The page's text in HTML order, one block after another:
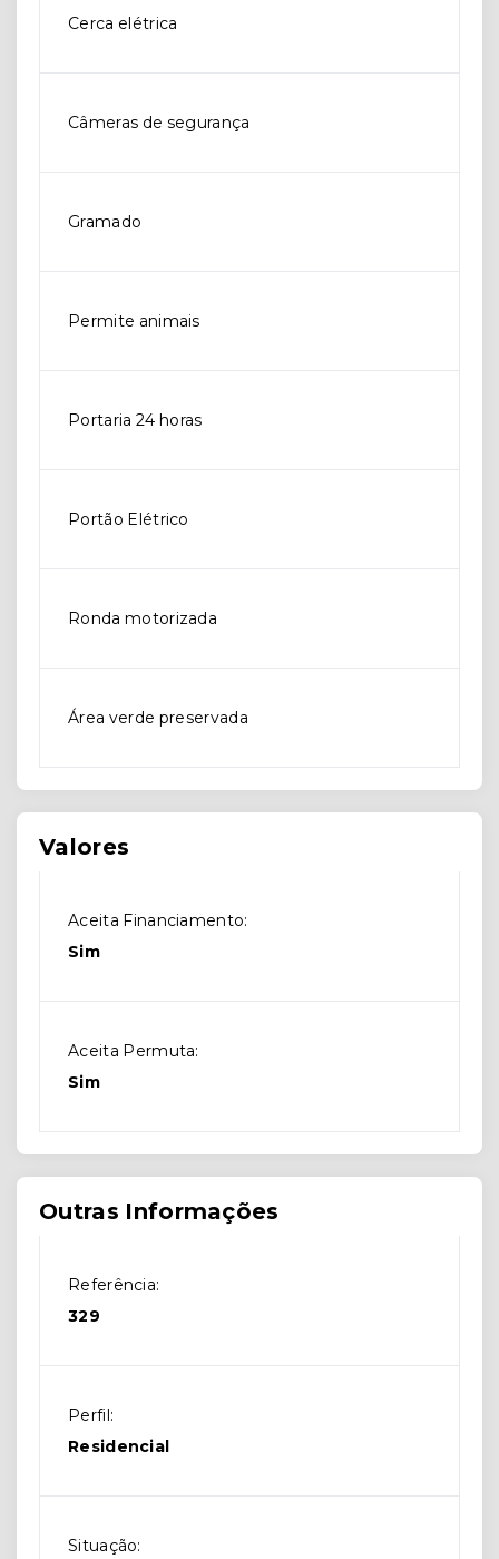
Cerca elétrica
Câmeras de segurança
Gramado
Permite animais
Portaria 24 horas
Portão Elétrico
Ronda motorizada
Área verde preservada
Valores
Aceita Financiamento:
Sim
Aceita Permuta:
Sim
Outras Informações
Referência:
329
Perfil:
Residencial
Situação: